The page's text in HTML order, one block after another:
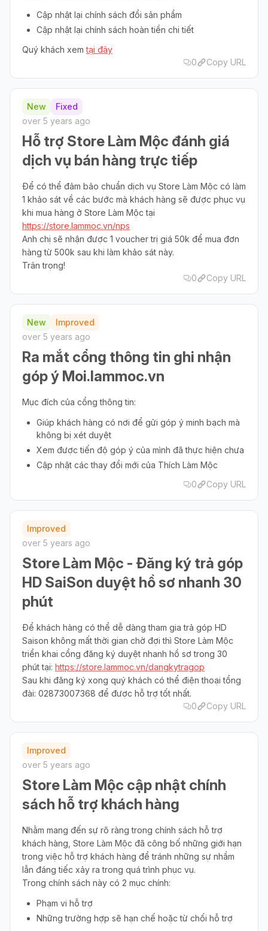
Cập nhật lại chính sách đổi sản phẩm
Cập nhật lại chính sách hoàn tiền chi tiết
Quý khách xemtại đây
0
Copy URL
New
Fixed
over 5 years ago
Hỗ trợ Store Làm Mộc đánh giá
dịch vụ bán hàng trực tiếp
Để có thể đảm bảo chuẩn dịch vụ Store Làm Mộc có làm
1 khảo sát về các bước mà khách hàng sẽ được phục vụ
khi mua hàng ở Store Làm Mộc tại
https://store.lammoc.vn/nps
Anh chị sẽ nhận được 1 voucher trị giá 50k để mua đơn
hàng từ 500k sau khi làm khảo sát này.
Trân trọng!
0
Copy URL
New
Improved
over 5 years ago
Ra mắt cổng thông tin ghi nhận
góp ý Moi.lammoc.vn
Mục đích của cổng thông tin:
Giúp khách hàng có nơi để gửi góp ý minh bạch mà
không bị xét duyệt
Xem được tiến độ góp ý của mình đã thực hiện chưa
Cập nhật các thay đổi mới của Thích Làm Mộc
0
Copy URL
Improved
over 5 years ago
Store Làm Mộc - Đăng ký trả góp
HD SaiSon duyệt hồ sơ nhanh 30
phút
Để khách hàng có thể dễ dàng tham gia trả góp HD
Saison không mất thời gian chờ đợi thì Store Làm Mộc
triển khai cổng đăng ký duyệt nhanh hồ sơ trong 30
phút tại: https://store.lammoc.vn/dangkytragop
Sau khi đăng ký xong quý khách có thể điện thoại tổng
đài: 02873007368 để được hỗ trợ tốt nhất.
0
Copy URL
Improved
over 5 years ago
Store Làm Mộc cập nhật chính
sách hỗ trợ khách hàng
Nhằm mang đến sự rõ ràng trong chính sách hỗ trợ
khách hàng, Store Làm Mộc đã công bố những giới hạn
trong việc hỗ trợ khách hàng để tránh những sự nhầm
lẫn đáng tiếc xảy ra trong quá trình phục vụ.
Trong chính sách này có 2 mục chính:
Phạm vi hỗ trợ
Những trường hợp sẽ hạn chế hoặc từ chối hỗ trợ